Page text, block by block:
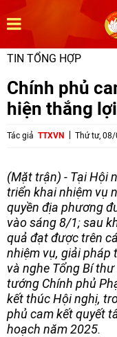
TIN TỔNG HỢP
Chính phủ
hiện thắng
Tác giả TTXVN Thứ tư,
(Mặt trận) - Tại Hội
triển khai nhiệm vụ
quyền địa phương
vào sáng 8/1; sau
quả đạt được trên
nhiệm vụ, giải pháp
và nghe Tổng Bí
tướng Chính phủ
kết thúc Hội nghị,
phủ cam kết quyết
hoạch năm 2025.